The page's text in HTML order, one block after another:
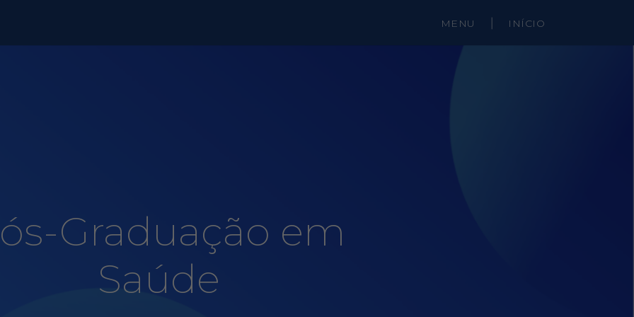
MENU INÍCIO
Graduação em
Saúde